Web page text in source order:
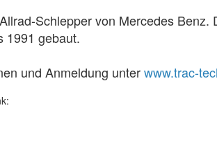
Schlepper von Mercedes
1991 gebaut.
und Anmeldung unterwww.trac-